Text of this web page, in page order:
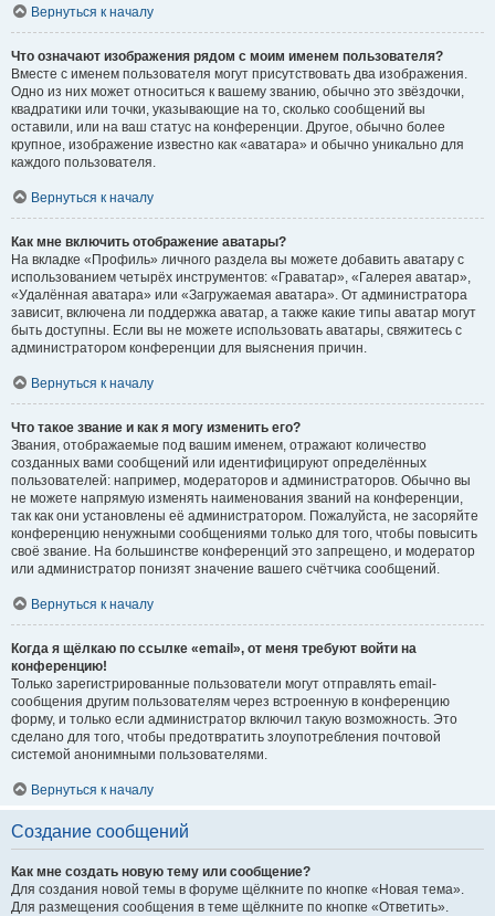
Вернуться к началу
Что означают изображения рядом с моим именем пользователя?
Вместе с именем пользователя могут присутствовать два изображения.
Одно из них может относиться к вашему званию, обычно это звёздочки,
квадратики или точки, указывающие на то, сколько сообщений вы
оставили, или на ваш статус на конференции. Другое, обычно более
крупное, изображение известно как «аватара» и обычно уникально для
каждого пользователя.
Вернуться к началу
Как мне включить отображение аватары?
На вкладке «Профиль» личного раздела вы можете добавить аватару с
использованием четырёх инструментов: «Граватар», «Галерея аватар»,
«Удалённая аватара» или «Загружаемая аватара». От администратора
зависит, включена ли поддержка аватар, а также какие типы аватар могут
быть доступны. Если вы не можете использовать аватары, свяжитесь с
администратором конференции для выяснения причин.
Вернуться к началу
Что такое звание и как я могу изменить его?
Звания, отображаемые под вашим именем, отражают количество
созданных вами сообщений или идентифицируют определённых
пользователей: например, модераторов и администраторов. Обычно вы
не можете напрямую изменять наименования званий на конференции,
так как они установлены её администратором. Пожалуйста, не засоряйте
конференцию ненужными сообщениями только для того, чтобы повысить
своё звание. На большинстве конференций это запрещено, и модератор
или администратор понизят значение вашего счётчика сообщений.
Вернуться к началу
Когда я щёлкаю по ссылке «email», от меня требуют войти на
конференцию!
Только зарегистрированные пользователи могут отправлять email-
сообщения другим пользователям через встроенную в конференцию
форму, и только если администратор включил такую возможность. Это
сделано для того, чтобы предотвратить злоупотребления почтовой
системой анонимными пользователями.
Вернуться к началу
Создание сообщений
Как мне создать новую тему или сообщение?
Для создания новой темы в форуме щёлкните по кнопке «Новая тема».
Для размещения сообщения в теме щёлкните по кнопке «Ответить».